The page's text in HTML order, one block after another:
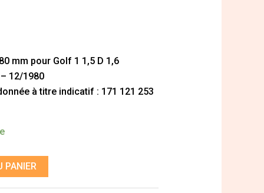
mm pour Golf 1 1,5 D 1,6
12/1980
à titre indicatif : 171 121 253
PANIER